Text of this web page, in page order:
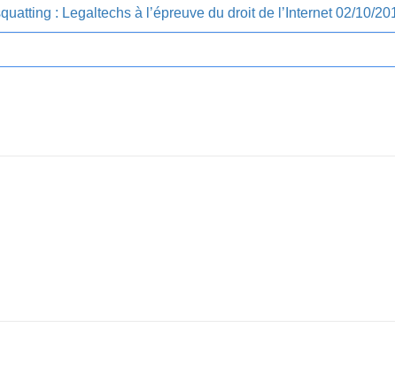
: Legaltechs à l’épreuve du droit de l’Internet 02/10/